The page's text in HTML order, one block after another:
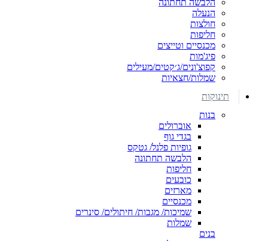
הלבשה תחתונה
הנעלה
חולצות
חליפות
מכנסיים וטייצים
פיג'מות
קפוצ'ונים/ג׳קטים/מעילים
שמלות/חצאיות
תינוקות
בנות
אוברולים
בגדי גוף
גופיות פלנל/ גטקס
הלבשה תחתונה
חליפות
כובעים
מארזים
מכנסיים
שמיכות/ מגבות/ חיתולים/ סינרים
שמלות
בנים